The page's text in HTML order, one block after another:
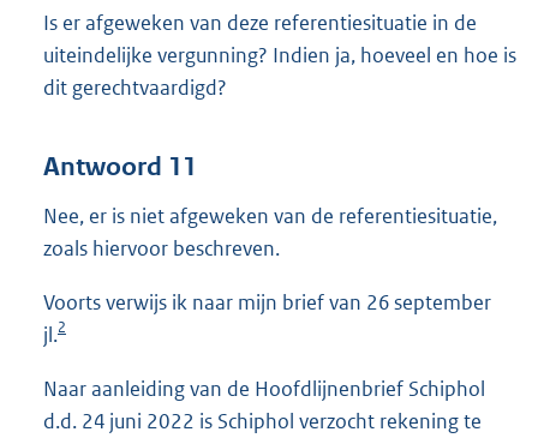
Is er afgeweken van deze referentiesituatie in de
uiteindelijke vergunning? Indien ja, hoeveel en hoe is
dit gerechtvaardigd?
Antwoord 11
Nee, er is niet afgeweken van de referentiesituatie,
zoals hiervoor beschreven.
Voorts verwijs ik naar mijn brief van 26 september
jl.2
Naar aanleiding van de Hoofdlijnenbrief Schiphol
d.d. 24 juni 2022 is Schiphol verzocht rekening te